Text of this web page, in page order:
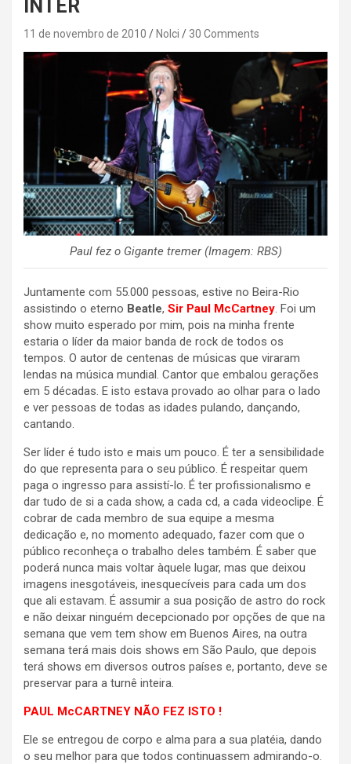
INTER
11 de novembro de 2010 Nolci 30 Comments
Paul fez o Gigante tremer (Imagem: RBS)
Juntamente com 55.000 pessoas, estive no Beira-Rio
assistindo o eterno Beatle, Sir Paul McCartney. Foi um
show muito esperado por mim, pois na minha frente
estaria o líder da maior banda de rock de todos os
tempos. O autor de centenas de músicas que viraram
lendas na música mundial. Cantor que embalou gerações
em 5 décadas. E isto estava provado ao olhar para o lado
e ver pessoas de todas as idades pulando, dançando,
cantando.
Ser líder é tudo isto e mais um pouco. É ter a sensibilidade
do que representa para o seu público. É respeitar quem
paga o ingresso para assistí-lo. É ter profissionalismo e
dar tudo de si a cada show, a cada cd, a cada videoclipe. É
cobrar de cada membro de sua equipe a mesma
dedicação e, no momento adequado, fazer com que o
público reconheça o trabalho deles também. É saber que
poderá nunca mais voltar àquele lugar, mas que deixou
imagens inesgotáveis, inesquecíveis para cada um dos
que ali estavam. É assumir a sua posição de astro do rock
e não deixar ninguém decepcionado por opções de que na
semana que vem tem show em Buenos Aires, na outra
semana terá mais dois shows em São Paulo, que depois
terá shows em diversos outros países e, portanto, deve se
preservar para a turnê inteira.
PAUL McCARTNEY NÃO FEZ ISTO !
Ele se entregou de corpo e alma para a sua platéia, dando
o seu melhor para que todos continuassem admirando-o.